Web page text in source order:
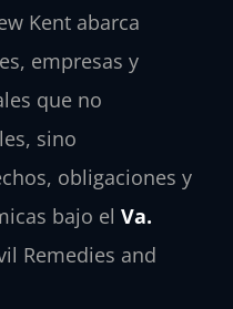
Kent abarca
empresas y
que no
sino
obligaciones y
bajo el Va.
Remedies and